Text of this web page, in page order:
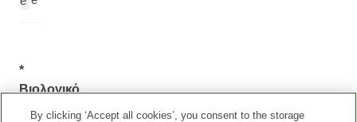
*
Βιολογικό
Συστατικό
By clicking ‘Accept all cookies’, you consent to the storage